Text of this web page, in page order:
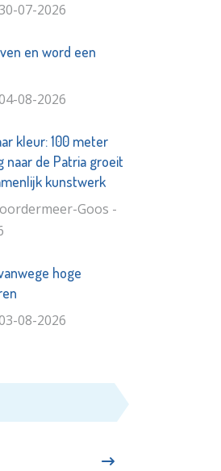
07-2026
en word een
08-2026
kleur: 100 meter
naar de Patria groeit
kunstwerk
Goos -
hoge
08-2026